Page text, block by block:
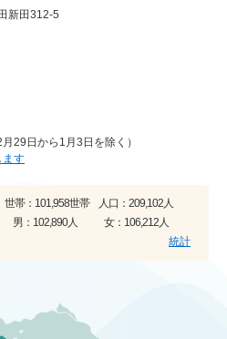
新田312-5
29日から1月3日を除く）
ます
世帯： 101,958世帯 人口： 209,102人
男： 102,890人 女： 106,212人
統計